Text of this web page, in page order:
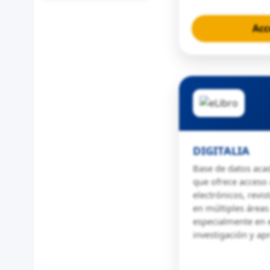
DIGITALIA
Base de datos
que ofrece
electrónicos,
en múltiples
especialmente en
investigación y